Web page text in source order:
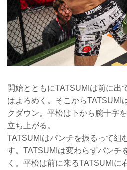
開始とともにTATSUMIは前に出
はよろめく。そこからTATSUMI
クダウン。平松は下から腕十字
立ち上がる。
TATSUMIはパンチを振るって組
す。TATSUMIは変わらずパンチ
く。平松は前に来るTATSUMIに